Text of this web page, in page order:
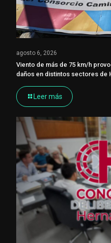
agosto 6, 2026
Viento de más de 75 km/h
daños en distintos sectores de
Leer más